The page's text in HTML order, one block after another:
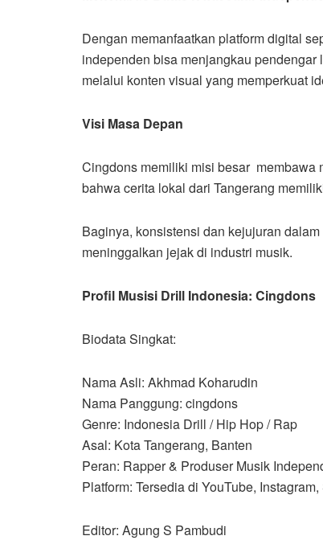
​Dengan memanfaatkan platform digital
independen bisa menjangkau
melalui konten visual yang memperkuat
Visi Masa Depan
​Cingdons memiliki misi besar membawa
bahwa cerita lokal dari Tangerang
Baginya, konsistensi dan kejujuran
meninggalkan jejak di industri musik.
Profil Musisi Drill Indonesia: Cingdons
​Biodata Singkat:
​Nama Asli: Akhmad Koharudin
​Nama Panggung: cingdons
​Genre: Indonesia Drill / Hip Hop / Rap
​Asal: Kota Tangerang, Banten
​Peran: Rapper & Produser Musik
​Platform: Tersedia di YouTube,
Editor: Agung S Pambudi